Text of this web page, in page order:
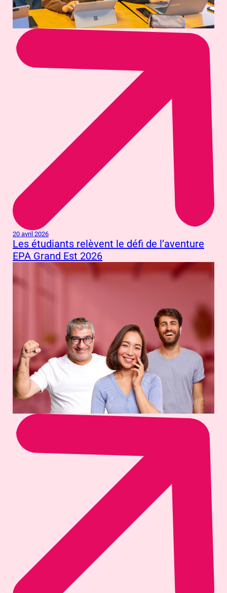
20 avril 2026
Les étudiants relèvent le défi de l’aventure
EPA Grand Est 2026